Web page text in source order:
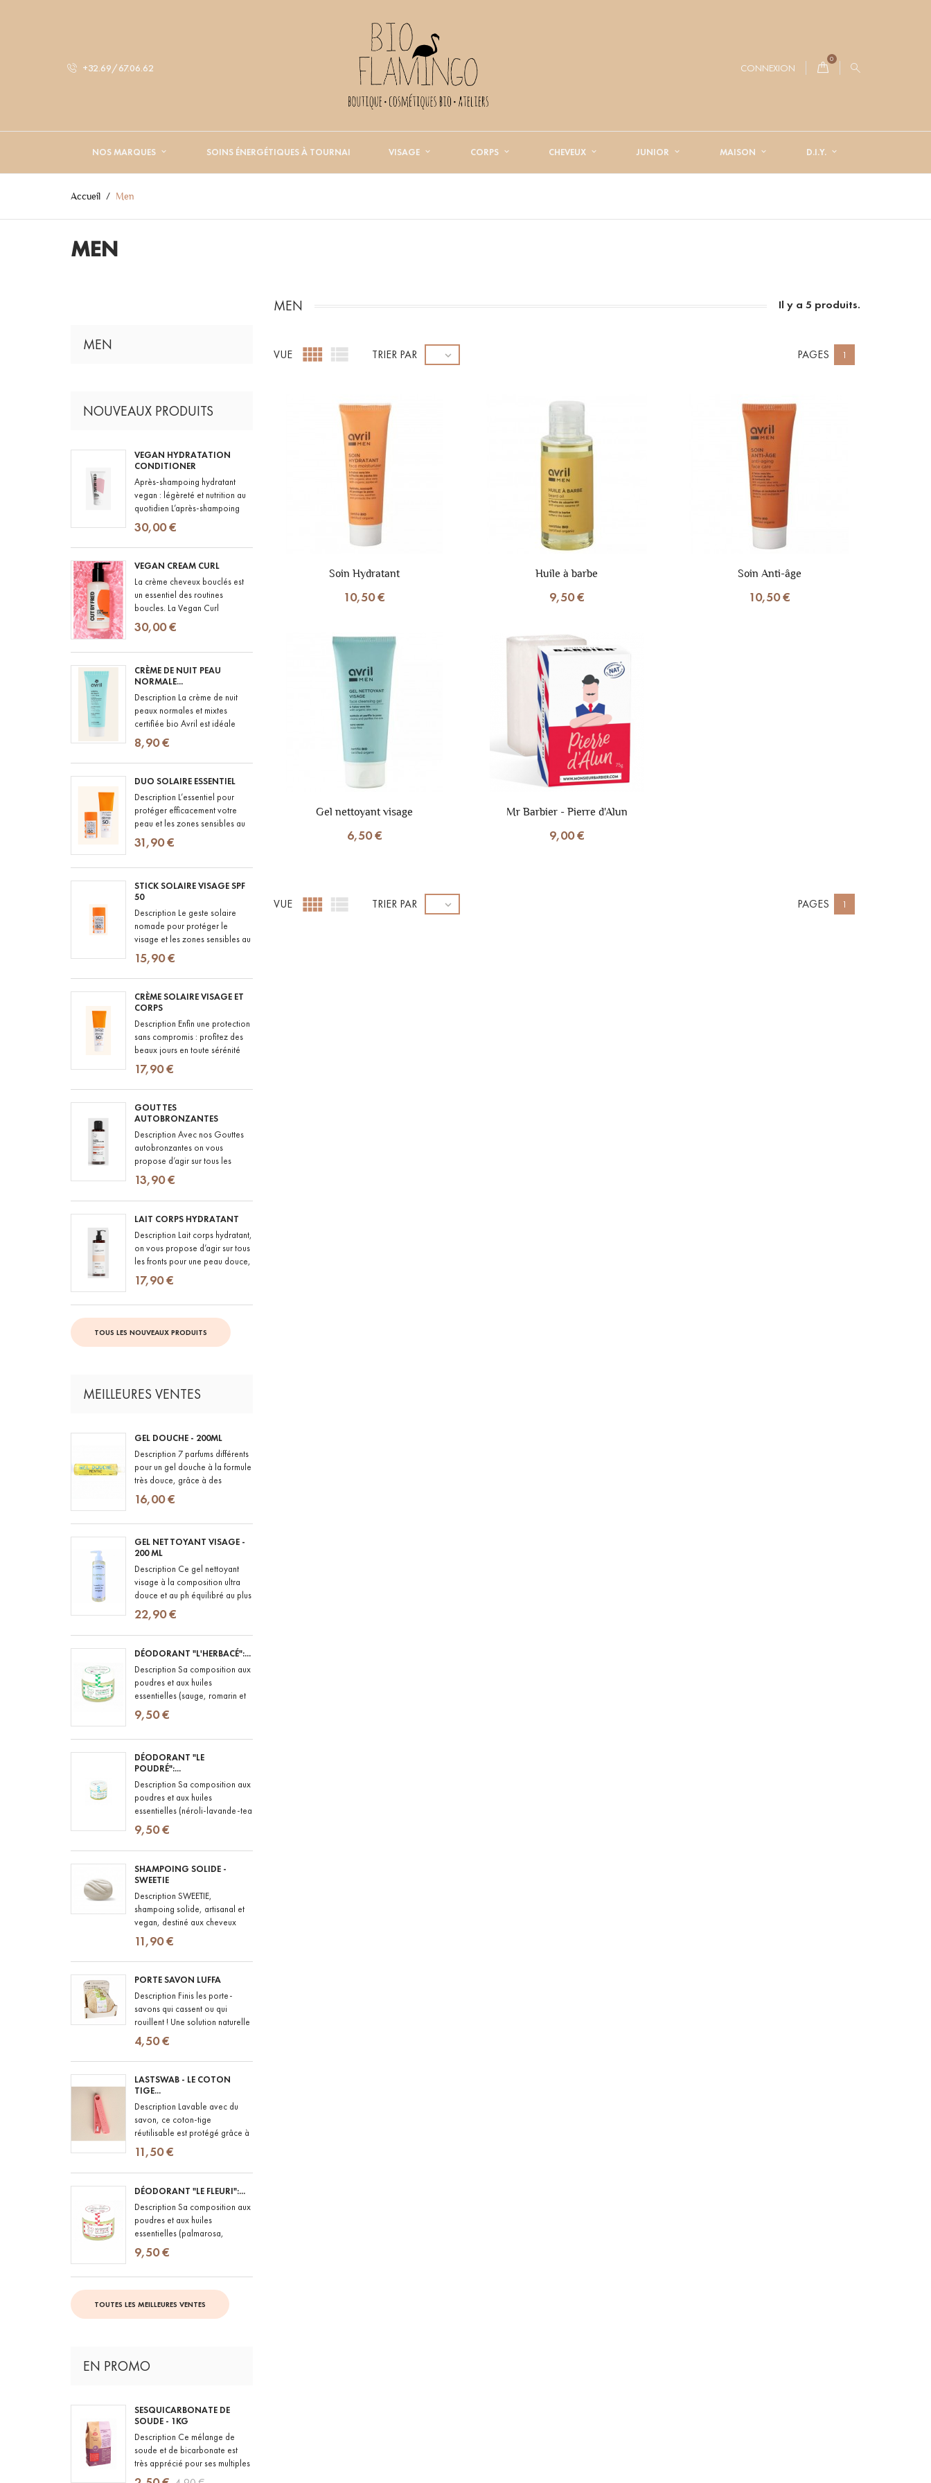
+32.69/67.06.62 CONNEXION
0
NOS MARQUES SOINS ÉNERGÉTIQUES À TOURNAI VISAGE CORPS CHEVEUX JUNIOR MAISON D.I.Y.
Accueil Men
MEN
MEN
NOUVEAUX PRODUITS
VEGAN HYDRATATION
CONDITIONER
Après-shampoing hydratant
vegan : légèreté et nutrition au
quotidien L’après-shampoing
hydratant est un indispensable
de toute routine capillaire,...
30,00 €
VEGAN CREAM CURL
La crème cheveux bouclés est
un essentiel des routines
boucles. La Vegan Curl
Cream de CUT BY FRED a été
pensée pour les cheveux
30,00 €
CRÈME DE NUIT PEAU
NORMALE...
Description La crème de nuit
peaux normales et mixtes
certifiée bio Avril est idéale
pour prendre soin de votre
peau. Cette crème associe
des...
8,90 €
DUO SOLAIRE ESSENTIEL
Description L’essentiel pour
protéger efficacement votre
peau et les zones sensibles au
quotidien. La Crème Solaire
SPF50+ offre une très haute...
31,90 €
STICK SOLAIRE VISAGE SPF
50
Description Le geste solaire
nomade pour protéger le
visage et les zones sensibles au
quotidien : un stick solaire SPF
50 au fini totalement...
15,90 €
CRÈME SOLAIRE VISAGE ET
CORPS
Description Enfin une protection
sans compromis : profitez des
beaux jours en toute sérénité
avec notre crème solaire SPF
50+ au fini totalement...
17,90 €
GOUTTES
AUTOBRONZANTES
Description Avec nos Gouttes
autobronzantes on vous
propose d’agir sur tous les
fronts : ILLUMINER : la peau est
visiblement plus lumineuse et...
13,90 €
LAIT CORPS HYDRATANT
Description Lait corps hydratant,
on vous propose d’agir sur tous
les fronts pour une peau douce,
souple et hydratée HYDRATER :
grâce à sa...
17,90 €
TOUS LES NOUVEAUX PRODUITS
MEILLEURES VENTES
GEL DOUCHE - 200ML
Description 7 parfums différents
pour un gel douche à la formule
très douce, grâce à des
ingrédients naturels et BIO et
des parfums 100% d'origine...
16,00 €
GEL NETTOYANT VISAGE -
200 ML
Description Ce gel nettoyant
visage à la composition ultra
douce et au ph équilibré au plus
proche de celui de la peau,
convient aux peaux les plus...
22,90 €
DÉODORANT "L'HERBACÉ":...
Description Sa composition aux
poudres et aux huiles
essentielles (sauge, romarin et
menthe poivrée) lui confère le
pouvoir de lutter contre les...
9,50 €
DÉODORANT "LE
POUDRÉ":...
Description Sa composition aux
poudres et aux huiles
essentielles (néroli-lavande-tea
tree) lui confère le pouvoir de
lutter contre les bactéries...
9,50 €
SHAMPOING SOLIDE -
SWEETIE
Description SWEETIE,
shampoing solide, artisanal et
vegan, destiné aux cheveux
normaux à secs, colorés ou
difficiles à démêler. Composé...
11,90 €
PORTE SAVON LUFFA
Description Finis les porte-
savons qui cassent ou qui
rouillent ! Une solution naturelle
pour poser votre savon en
toute simplicité, sur le bord de...
4,50 €
LASTSWAB - LE COTON
TIGE...
Description Lavable avec du
savon, ce coton-tige
réutilisable est protégé grâce à
un étui en PLA de maïs,
biodégradable
11,50 €
DÉODORANT "LE FLEURI":...
Description Sa composition aux
poudres et aux huiles
essentielles (palmarosa,
lavande vraie, geranium rosat)
lui confère le pouvoir de lutter...
9,50 €
TOUTES LES MEILLEURES VENTES
EN PROMO
SESQUICARBONATE DE
SOUDE - 1KG
Description Ce mélange de
soude et de bicarbonate est
très apprécié pour ses multiples
usages. Il adoucit l'eau,
MEN Il y a 5 produits.
VUE   TRIER PAR  PAGES 1
Soin Hydratant
10,50 €
Huile à barbe
9,50 €
Soin Anti-âge
10,50 €
Gel nettoyant visage
6,50 €
Mr Barbier - Pierre d'Alun
9,00 €
VUE   TRIER PAR  PAGES 1